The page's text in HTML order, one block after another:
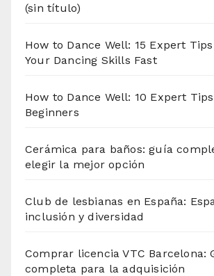
(sin título)
How to Dance Well: 15 Expert
Your Dancing Skills Fast
How to Dance Well: 10 Expert
Beginners
Cerámica para baños: guía
elegir la mejor opción
Club de lesbianas en España:
inclusión y diversidad
Comprar licencia VTC Barcelona:
completa para la adquisición